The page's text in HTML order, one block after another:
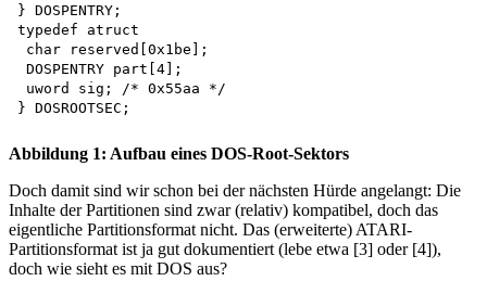
} DOSPENTRY;
typedef atruct
char reserved[0x1be];
DOSPENTRY part[4];
uword sig; /* 0x55aa */
Abbildung 1: Aufbau eines DOS-Root-Sektors
Doch damit sind wir schon bei der nächsten Hürde angelangt: Die
Inhalte der Partitionen sind zwar (relativ) kompatibel, doch das
eigentliche Partitionsformat nicht. Das (erweiterte) ATARI-
Partitionsformat ist ja gut dokumentiert (lebe etwa [3] oder [4]),
doch wie sieht es mit DOS aus?